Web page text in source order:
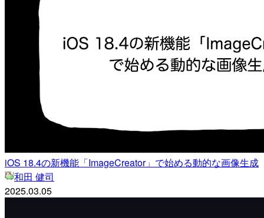
iOS 18.4の新機能「ImageCreator」で始める動的な画像生成
和田 健司
2025.03.05